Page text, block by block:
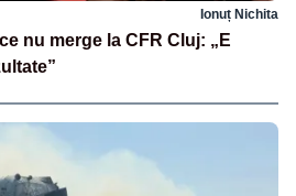
Ionuț Nichita
nu merge la CFR Cluj: „E